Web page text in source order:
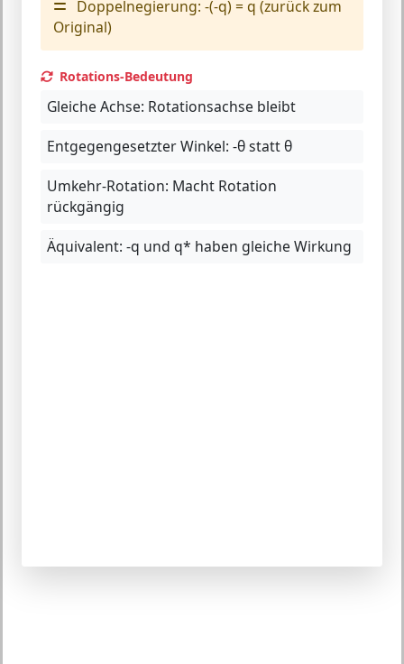
Doppelnegierung: -(-q) = q (zurück zum
Original)
Rotations-Bedeutung
Gleiche Achse: Rotationsachse bleibt
Entgegengesetzter Winkel: -θ statt θ
Umkehr-Rotation: Macht Rotation
rückgängig
Äquivalent: -q und q* haben gleiche Wirkung